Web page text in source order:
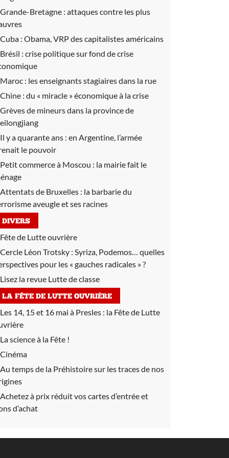
Grande-Bretagne : attaques contre les plus
Cuba : Obama, VRP des capitalistes américains
Brésil : crise politique sur fond de crise
Maroc : les enseignants stagiaires dans la rue
Chine : du « miracle » économique à la crise
Grèves de mineurs dans la province de
Il y a quarante ans : en Argentine, l’armée
le pouvoir
Petit commerce à Moscou : la mairie fait le
Attentats de Bruxelles : la barbarie du
aveugle et ses racines
DIVERS
Fête de Lutte ouvrière
Cercle Léon Trotsky : Syriza, Podemos… quelles
pour les « gauches radicales » ?
Lisez la revue Lutte de classe
LA FÊTE DE LUTTE OUVRIÈRE
Les 14, 15 et 16 mai à Presles : la Fête de Lutte
La science à la Fête !
Cinéma
Au temps de la Préhistoire sur les traces de nos
Achetez à prix réduit vos cartes d’entrée et
d’achat